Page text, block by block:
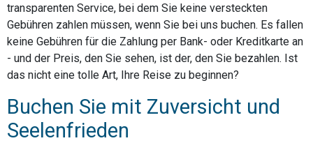
transparenten Service, bei dem Sie keine versteckten
Gebühren zahlen müssen, wenn Sie bei uns buchen. Es fallen
keine Gebühren für die Zahlung per Bank- oder Kreditkarte an
- und der Preis, den Sie sehen, ist der, den Sie bezahlen. Ist
das nicht eine tolle Art, Ihre Reise zu beginnen?
Buchen Sie mit Zuversicht und
Seelenfrieden